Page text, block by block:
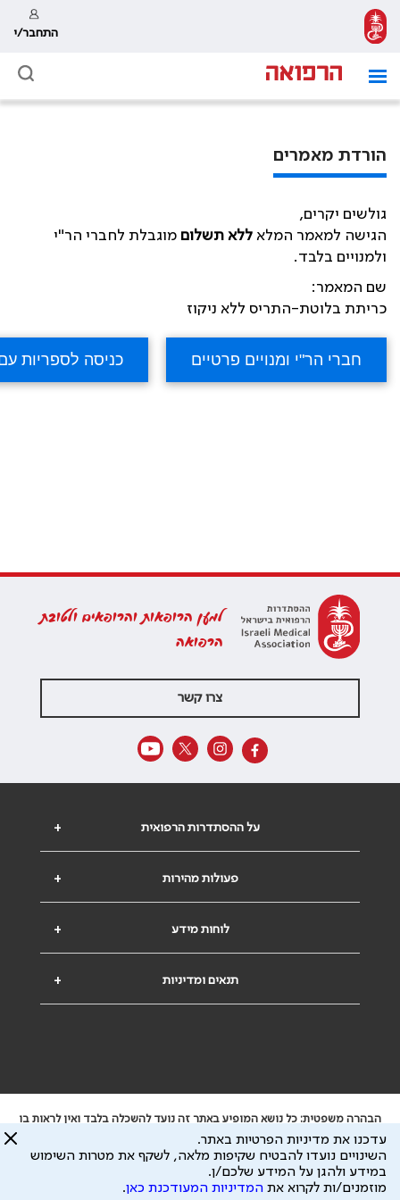
התחבר/י
הורדת מאמרים
גולשים יקרים,
הגישה למאמר המלא ללא תשלום מוגבלת לחברי הר"י
ולמנויים בלבד.
שם המאמר:
כריתת בלוטת-התריס ללא ניקוז
למען הרופאות והרופאים ולטובת
הרפואה
צרו קשר
+ על ההסתדרות הרפואית
+ פעולות מהירות
+ לוחות מידע
+ תנאים ומדיניות
הבהרה משפטית: כל נושא המופיע באתר זה נועד להשכלה בלבד ואין לראות בו
ייעוץ רפואי או משפטי. אין הר"י אחראית לתוכן המתפרסם באתר זה ולכל נזק
שעלול להיגרם.
ידוע לי שהר"י אוספת ושומרת מידע אישי לצורך מתן השרות וכי חלק ממנו עשוי
להיות מועבר לצדדים שלישיים, הכל בכפוף למדיניות הפרטיות
עדכנו את מדיניות הפרטיות באתר.
השינויים נועדו להבטיח שקיפות מלאה, לשקף את מטרות השימוש
במידע ולהגן על המידע שלכם/ן.
מוזמנים/ות לקרוא את המדיניות המעודכנת כאן.